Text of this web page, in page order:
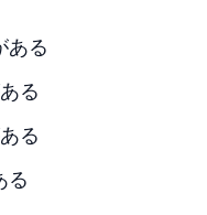
ある
る
る
る